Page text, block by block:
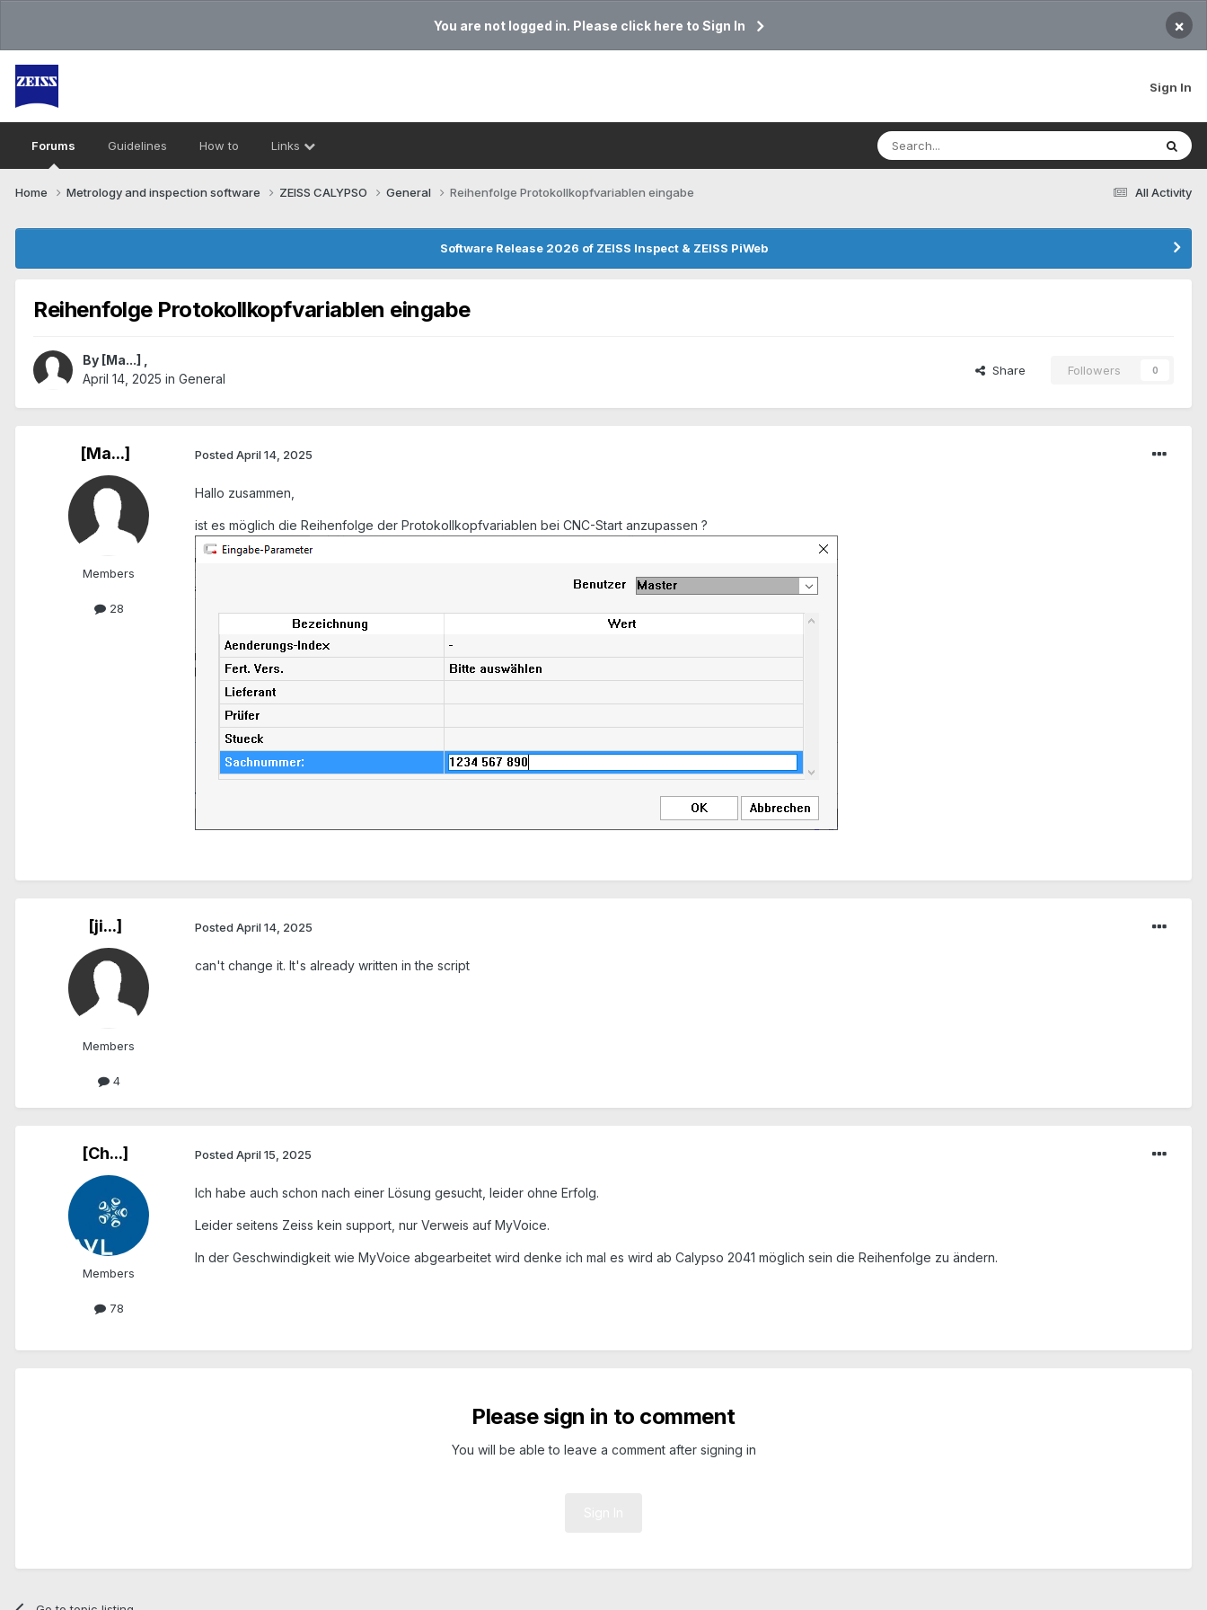
You are not logged in. Please click here to Sign In ×
Sign In
Forums Guidelines How to Links
All Activity
Home Metrology and inspection software ZEISS CALYPSO General Reihenfolge Protokollkopfvariablen eingabe
Software Release 2026 of ZEISS Inspect & ZEISS PiWeb
Reihenfolge Protokollkopfvariablen eingabe
By [Ma...]
April 14, 2025 in General
Share Followers 0
[Ma...]
Members
28
Posted April 14, 2025
Hallo zusammen,
ist es möglich die Reihenfolge der Protokollkopfvariablen bei CNC-Start anzupassen ?
[ji...]
Members
4
Posted April 14, 2025
can't change it. It's already written in the script
[Ch...]
Members
78
Posted April 15, 2025
Ich habe auch schon nach einer Lösung gesucht, leider ohne Erfolg.
Leider seitens Zeiss kein support, nur Verweis auf MyVoice.
In der Geschwindigkeit wie MyVoice abgearbeitet wird denke ich mal es wird ab Calypso 2041 möglich sein die Reihenfolge zu ändern.
Please sign in to comment
You will be able to leave a comment after signing in